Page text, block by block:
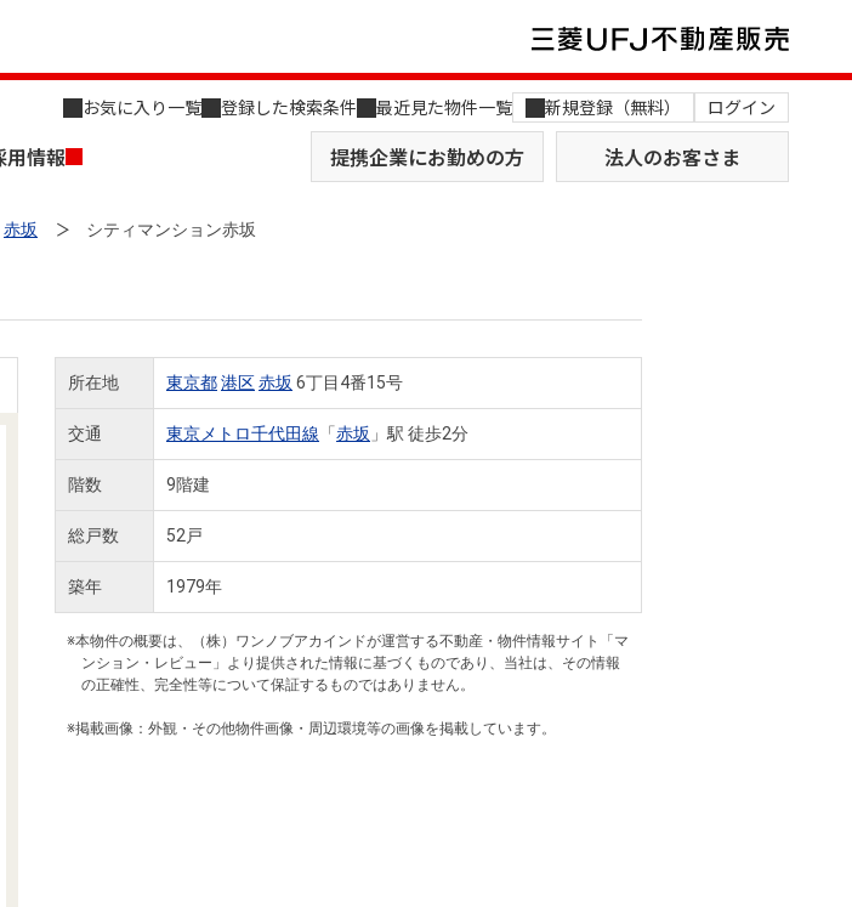
お気に入り一覧 登録した検索条件 最近見た物件一覧 新規登録（無料） ログイン
用情報 提携企業にお勤めの方 法人のお客さま
戸建てを探す 土地を探す
ション 住まい1プラス（お役立ちコラム）
AI不動産査定
住まい1プラス（お役立ちコラム）
店舗のご案内（関西）
MUFG Way
赤坂 シティマンション赤坂
所在地 東京都港区赤坂 6丁目4番15号
交通 東京メトロ千代田線 「赤坂 」駅 徒歩2分
階数 9階建
総戸数 52戸
築年 1979年
※本物件の概要は、（株）ワンノブアカインドが運営する不動産・物件情報サイト「マ
ンション・レビュー」より提供された情報に基づくものであり、当社は、その情報
の正確性、完全性等について保証するものではありません。
※掲載画像：外観・その他物件画像・周辺環境等の画像を掲載しています。